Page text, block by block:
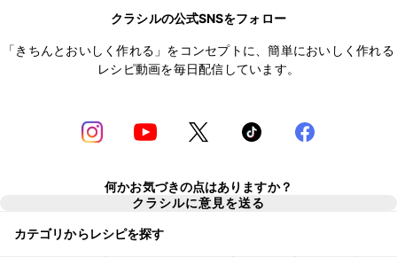
クラシルの公式SNSをフォロー
「きちんとおいしく作れる」をコンセプトに、簡単においしく作れる
レシピ動画を毎日配信しています。
何かお気づきの点はありますか？
クラシルに意見を送る
カテゴリからレシピを探す